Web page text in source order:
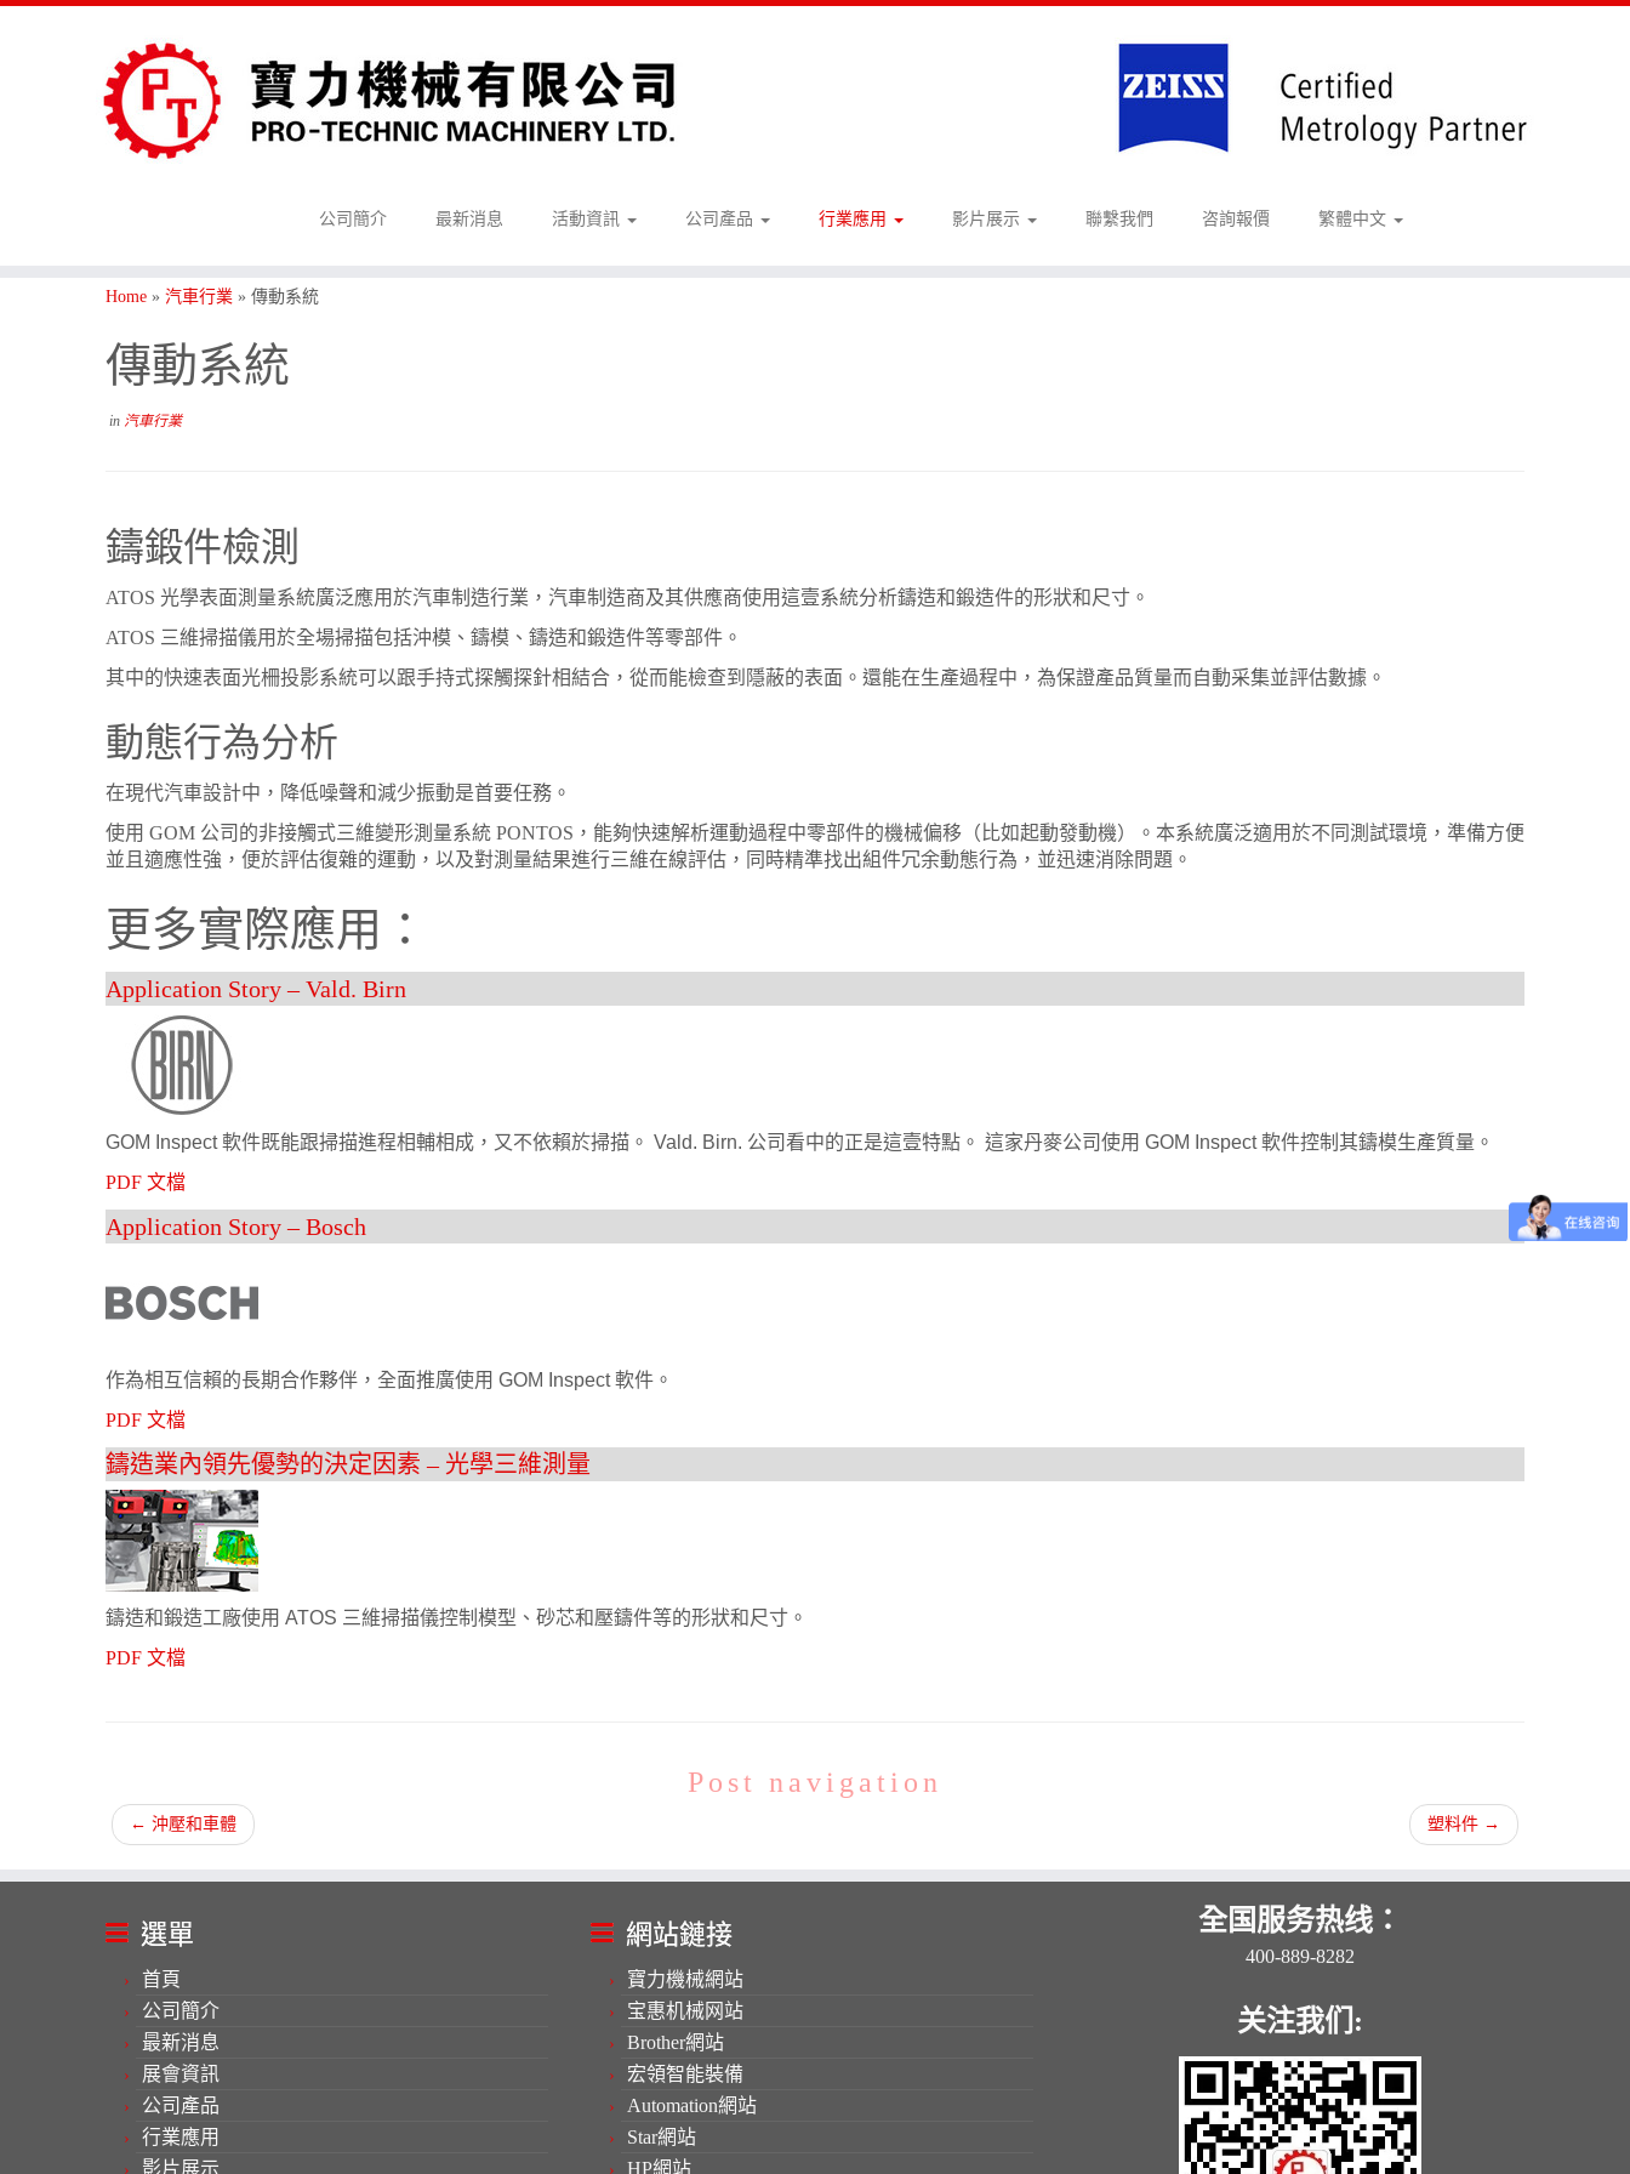
公司簡介 最新消息 活動資訊 公司產品 行業應用 影片展示 聯繫我們 咨詢報價 繁體中文
Home » 汽車行業 » 傳動系統
傳動系統
in 汽車行業
鑄鍛件檢測
ATOS 光學表面測量系統廣泛應用於汽車制造行業，汽車制造商及其供應商使用這壹系統分析鑄造和鍛造件的形狀和尺寸。
ATOS 三維掃描儀用於全場掃描包括沖模、鑄模、鑄造和鍛造件等零部件。
其中的快速表面光柵投影系統可以跟手持式探觸探針相結合，從而能檢查到隱蔽的表面。還能在生產過程中，為保證產品質量而自動采集並評估數據。
動態行為分析
在現代汽車設計中，降低噪聲和減少振動是首要任務。
使用 GOM 公司的非接觸式三維變形測量系統 PONTOS，能夠快速解析運動過程中零部件的機械偏移（比如起動發動機）。本系統廣泛適用於不同測試環境，準備方便
並且適應性強，便於評估復雜的運動，以及對測量結果進行三維在線評估，同時精準找出組件冗余動態行為，並迅速消除問題。
更多實際應用：
Application Story – Vald. Birn
GOM Inspect 軟件既能跟掃描進程相輔相成，又不依賴於掃描。 Vald. Birn. 公司看中的正是這壹特點。 這家丹麥公司使用 GOM Inspect 軟件控制其鑄模生產質量。
PDF 文檔
Application Story – Bosch
作為相互信賴的長期合作夥伴，全面推廣使用 GOM Inspect 軟件。
PDF 文檔
鑄造業內領先優勢的決定因素 – 光學三維測量
鑄造和鍛造工廠使用 ATOS 三維掃描儀控制模型、砂芯和壓鑄件等的形狀和尺寸。
PDF 文檔
Post navigation
← 沖壓和車體 塑料件 →
選單
首頁
公司簡介
最新消息
展會資訊
公司產品
行業應用
影片展示
網站鏈接
寶力機械網站
宝惠机械网站
Brother網站
宏領智能裝備
Automation網站
Star網站
HP網站
全国服务热线：
400-889-8282
关注我们: